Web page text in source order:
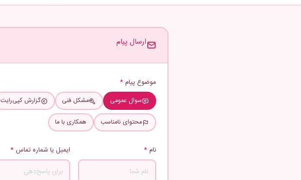
ارسال پیام
موضوع پیام*
سوال عمومی مشکل فنی گزارش کپی‌رایت
محتوای نامناسب همکاری با ما
نام* ایمیل یا شماره تماس *